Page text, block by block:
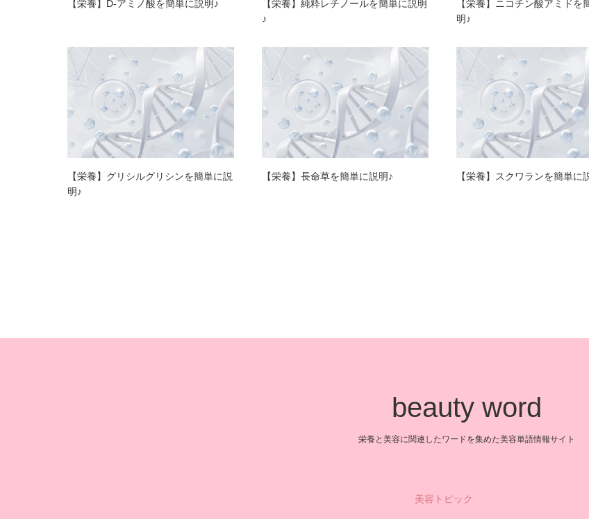
【栄養】D-アミノ酸を簡単に説明♪
【栄養】純粋レチノールを簡単に説明
♪
【栄養】ニコチン酸アミドを
明♪
【栄養】グリシルグリシンを簡単に説
明♪
【栄養】長命草を簡単に説明♪ 【栄養】スクワランを簡単に
beauty word
栄養と美容に関連したワードを集めた美容単語情報サイト
美容トピック